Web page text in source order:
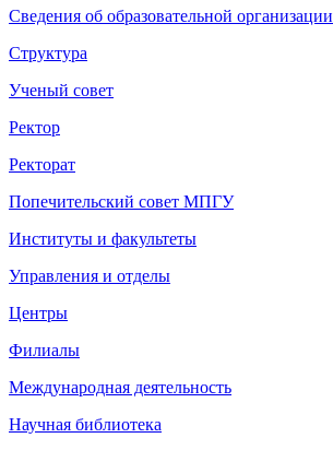
Сведения об образовательной организации
Структура
Ученый совет
Ректор
Ректорат
Попечительский совет МПГУ
Институты и факультеты
Управления и отделы
Центры
Филиалы
Международная деятельность
Научная библиотека